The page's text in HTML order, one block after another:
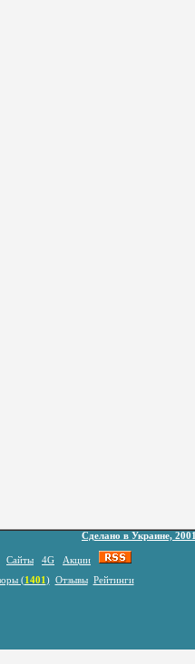
Сделано в Украине, 2001
Сайты 4G
Акции
(1401 ) Отзывы Рейтинги